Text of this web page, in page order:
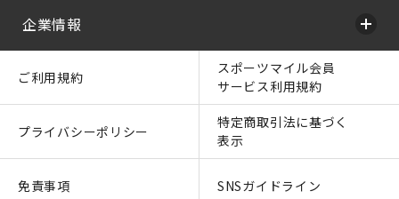
企業情報
ご利用規約
スポーツマイル会員
サービス利用規約
プライバシーポリシー
特定商取引法に基づく
表示
免責事項 SNSガイドライン